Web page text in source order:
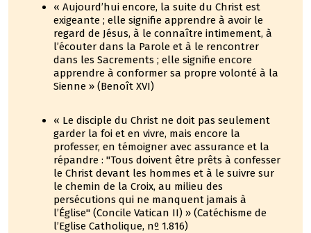
« Aujourd’hui encore, la suite du Christ est
exigeante ; elle signifie apprendre à avoir le
regard de Jésus, à le connaître intimement, à
l’écouter dans la Parole et à le rencontrer
dans les Sacrements ; elle signifie encore
apprendre à conformer sa propre volonté à la
Sienne » (Benoît XVI)
« Le disciple du Christ ne doit pas seulement
garder la foi et en vivre, mais encore la
professer, en témoigner avec assurance et la
répandre : "Tous doivent être prêts à confesser
le Christ devant les hommes et à le suivre sur
le chemin de la Croix, au milieu des
persécutions qui ne manquent jamais à
l’Église" (Concile Vatican II) » (Catéchisme de
l’Eglise Catholique, nº 1.816)